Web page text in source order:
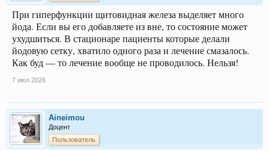
При гиперфункции щитовидная железа выделяет много
йода. Если вы его добавляете из вне, то состояние может
ухудшиться. В стационаре пациенты которые делали
йодовую сетку, хватило одного раза и лечение смазалось.
Как буд — то лечение вообще не проводилось. Нельзя!
7 июл 2026
Aineimou
Доцент
Пользователь